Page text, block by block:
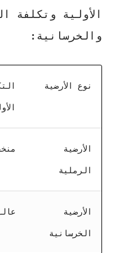
الأولية وتكلفة
والخرسانية:
نوع الأرضية
الأرضية
الرملية
الأرضية
الخرسانية